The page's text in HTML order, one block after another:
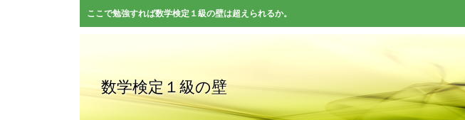
ここで勉強すれば数学検定１級の壁は超えられるか。
数学検定１級の壁